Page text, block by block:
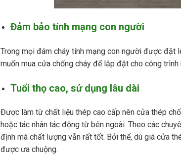
Đảm bảo tính mạng con người
Trong mọi đám cháy tính mạng con người được đặt
muốn mua cửa chống cháy để lắp đặt cho công
Tuổi thọ cao, sử dụng lâu dài
Được làm từ chất liệu thép cao cấp nên cửa thép
hoặc tác nhân tác động từ bên ngoài. Theo các
định mà chất lượng vẫn rất tốt. Bởi thế, dù giá cửa
được ưa chuộng.